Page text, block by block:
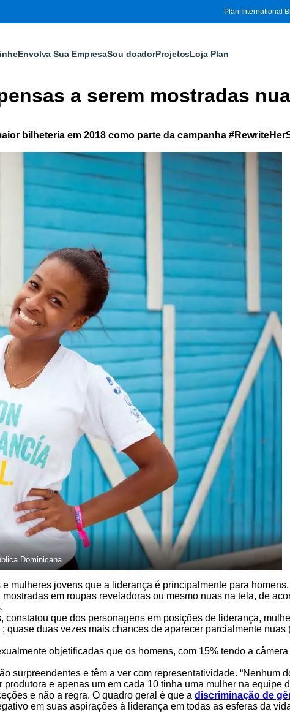
Plan International
Envolva Sua EmpresaSou doadorProjetosLoja Plan
a serem mostradas
bilheteria em 2018 como parte da campanha
Dominicana
mulheres jovens que a liderança é principalmente para
em roupas reveladoras ou mesmo nuas na tela, de
que dos personagens em posições de liderança,
duas vezes mais chances de aparecer parcialmente
objetificadas que os homens, com 15% tendo a
surpreendentes e têm a ver com representatividade. “Nenhum
e apenas um em cada 10 tinha uma mulher na equipe
e não a regra. O quadro geral é que a discriminação de
em suas aspirações à liderança em todas as esferas da